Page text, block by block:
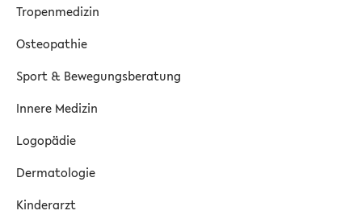
Tropenmedizin
Osteopathie
Sport & Bewegungsberatung
Innere Medizin
Logopädie
Dermatologie
Kinderarzt